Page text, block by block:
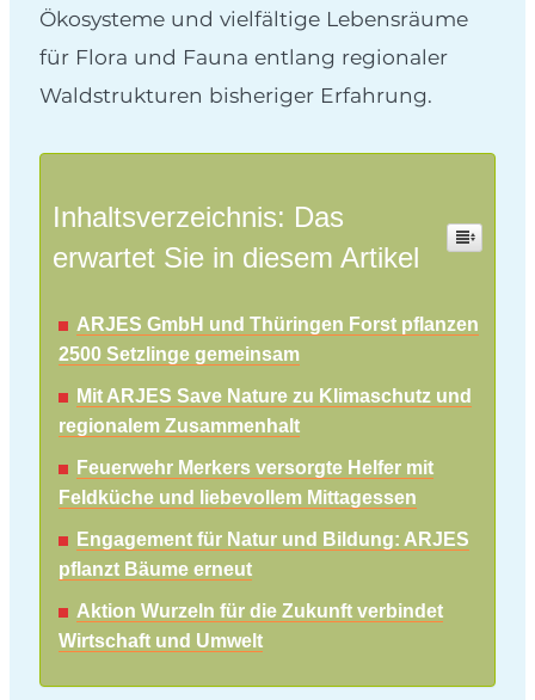
Ökosysteme und vielfältige Lebensräume
für Flora und Fauna entlang regionaler
Waldstrukturen bisheriger Erfahrung.
Inhaltsverzeichnis: Das
erwartet Sie in diesem Artikel
ARJES GmbH und Thüringen Forst pflanzen
2500 Setzlinge gemeinsam
Mit ARJES Save Nature zu Klimaschutz und
regionalem Zusammenhalt
Feuerwehr Merkers versorgte Helfer mit
Feldküche und liebevollem Mittagessen
Engagement für Natur und Bildung: ARJES
pflanzt Bäume erneut
Aktion Wurzeln für die Zukunft verbindet
Wirtschaft und Umwelt